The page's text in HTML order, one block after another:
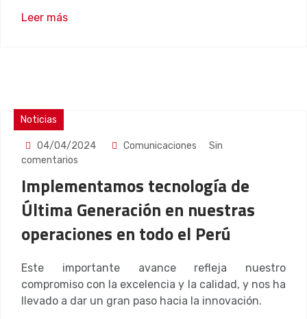
Leer más
Noticias
04/04/2024 Comunicaciones
Sin
comentarios
Implementamos tecnología de
Última Generación en nuestras
operaciones en todo el Perú
Este importante avance refleja nuestro
compromiso con la excelencia y la calidad, y nos ha
llevado a dar un gran paso hacia la innovación.